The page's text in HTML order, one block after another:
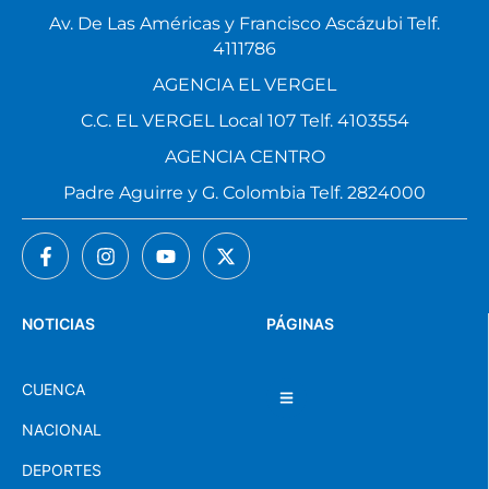
PÁGINAS
NOTICIAS
CUENCA
NACIONAL
DEPORTES
Av. De Las Américas y Francisco Ascázubi Telf.
4111786
AGENCIA EL VERGEL
C.C. EL VERGEL Local 107 Telf. 4103554
AGENCIA CENTRO
Padre Aguirre y G. Colombia Telf. 2824000